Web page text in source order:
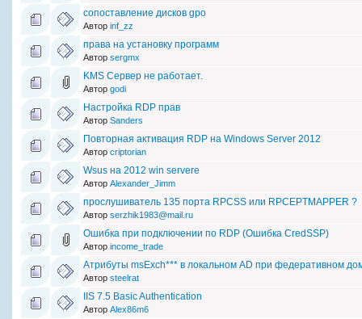
сопоставление дисков gpo
Автор inf_zz
права на установку программ
Автор sergmx
KMS Сервер не работает.
Автор godi
Настройка RDP прав
Автор Sanders
Повторная активация RDP на Windows Server 2012
Автор criptorian
Wsus на 2012 win servere
Автор Alexander_Jimm
прослушиватель 135 порта RPCSS или RPCEPTMAPPER ?
Автор serzhik1983@mail.ru
Ошибка при подключении по RDP (Ошибка CredSSP)
Автор income_trade
Атрибуты msExch*** в локальном AD при федеративном
Автор steelrat
IIS 7.5 Basic Authentication
Автор Alex86m6